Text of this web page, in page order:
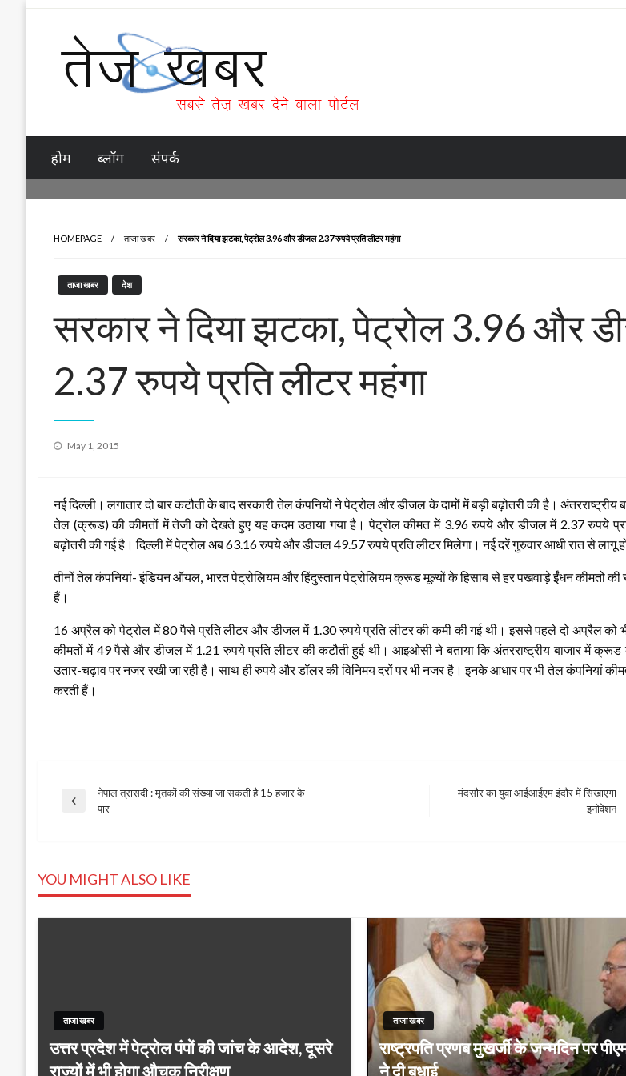
Tez Khabar
होम ब्लॉग संपर्क
HOMEPAGE ताजा खबर सरकार ने दिया झटका, पेट्रोल 3.96 और डीजल 2.37 रुपये प्रति लीटर महंगा
ताजा खबर देश
सरकार ने दिया झटका, पेट्रोल 3.96 और
2.37 रुपये प्रति लीटर महंगा
Posted
May 1, 2015
नई दिल्ली। लगातार दो बार कटौती के बाद सरकारी तेल कंपनियों ने पेट्रोल और डीजल के दामों में बड़ी बढ़ोतरी की है। अंतरराष्ट्रीय
तेल (क्रूड) की कीमतों में तेजी को देखते हुए यह कदम उठाया गया है। पेट्रोल कीमत में 3.96 रुपये और डीजल में 2.37 रुपये
बढ़ोतरी की गई है। दिल्ली में पेट्रोल अब 63.16 रुपये और डीजल 49.57 रुपये प्रति लीटर मिलेगा। नई दरें गुरुवार आधी रात से लागू
तीनों तेल कंपनियां- इंडियन ऑयल, भारत पेट्रोलियम और हिंदुस्तान पेट्रोलियम क्रूड मूल्यों के हिसाब से हर पखवाड़े ईंधन कीमतों की
हैं।
16 अप्रैल को पेट्रोल में 80 पैसे प्रति लीटर और डीजल में 1.30 रुपये प्रति लीटर की कमी की गई थी। इससे पहले दो अप्रैल को
कीमतों में 49 पैसे और डीजल में 1.21 रुपये प्रति लीटर की कटौती हुई थी। आइओसी ने बताया कि अंतरराष्ट्रीय बाजार में क्रूड
उतार-चढ़ाव पर नजर रखी जा रही है। साथ ही रुपये और डॉलर की विनिमय दरों पर भी नजर है। इनके आधार पर भी तेल कंपनियां
करती हैं।
Post
Previous
नेपाल त्रासदी : मृतकों की संख्‍या जा सकती है 15 हजार के
पार
मंदसौर का युवा आईआईएम इंदौर में सिखाएगा
इनोवेशन
YOU MIGHT ALSO LIKE
ताजा खबर
उत्तर प्रदेश में पेट्रोल पंपों की जांच के आदेश, दूसरे
राज्यों में भी होगा औचक निरीक्षण
ताजा खबर
राष्ट्रपति प्रणब मुखर्जी के जन्मदिन पर
ने दी बधाई